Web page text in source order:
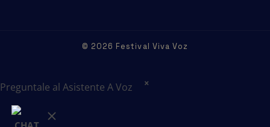
© 2026 Festival Viva Voz
Preguntale al Asistente A Voz ×